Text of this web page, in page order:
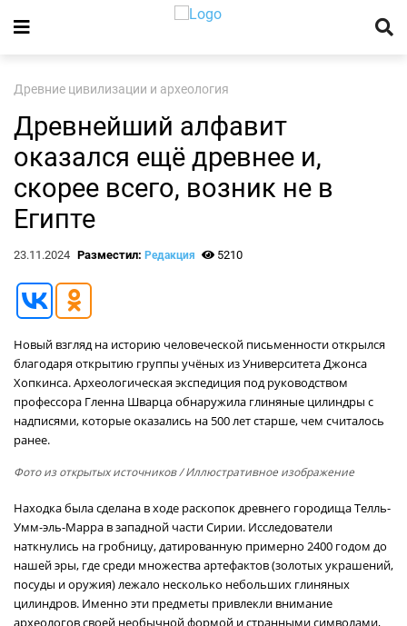
Древние цивилизации и археология
Древнейший алфавит
оказался ещё древнее и,
скорее всего, возник не в
Египте
23.11.2024 Разместил: Редакция 5210
Новый взгляд на историю человеческой письменности открылся
благодаря открытию группы учёных из Университета Джонса
Хопкинса. Археологическая экспедиция под руководством
профессора Гленна Шварца обнаружила глиняные цилиндры с
надписями, которые оказались на 500 лет старше, чем считалось
ранее.
Фото из открытых источников/ Иллюстративное изображение
Находка была сделана в ходе раскопок древнего городища Телль-
Умм-эль-Марра в западной части Сирии. Исследователи
наткнулись на гробницу, датированную примерно 2400 годом до
нашей эры, где среди множества артефактов (золотых украшений,
посуды и оружия) лежало несколько небольших глиняных
цилиндров. Именно эти предметы привлекли внимание
археологов своей необычной формой и странными символами,